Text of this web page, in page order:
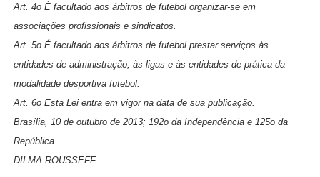
Art. 4o É facultado aos árbitros de futebol organizar-se em
associações profissionais e sindicatos.
Art. 5o É facultado aos árbitros de futebol prestar serviços às
entidades de administração, às ligas e às entidades de prática da
modalidade desportiva futebol.
Art. 6o Esta Lei entra em vigor na data de sua publicação.
Brasília, 10 de outubro de 2013; 192o da Independência e 125o da
República.
DILMA ROUSSEFF